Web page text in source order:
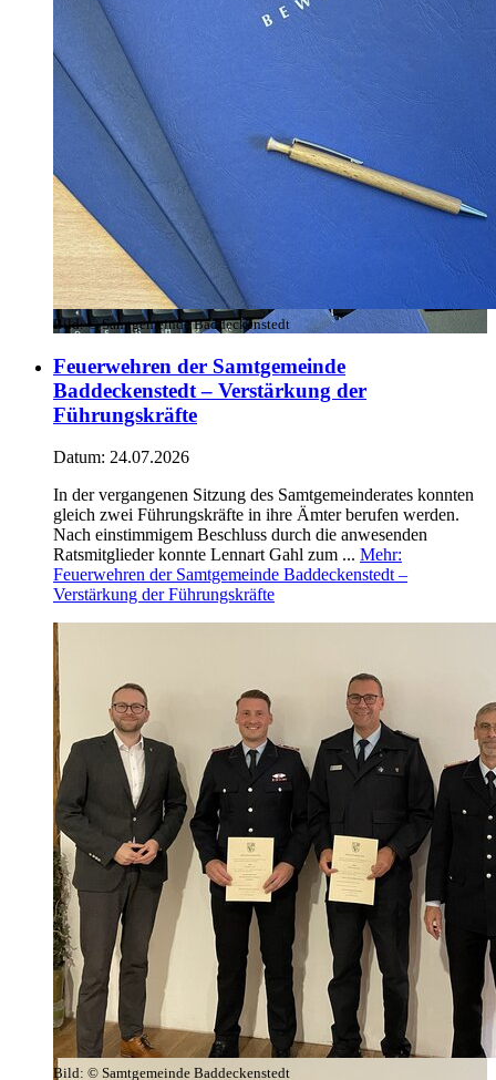
Bild:© Samtgemeinde Baddeckenstedt
Feuerwehren der Samtgemeinde
Baddeckenstedt – Verstärkung der
Führungskräfte
Datum: 24.07.2026
In der vergangenen Sitzung des Samtgemeinderates konnten
gleich zwei Führungskräfte in ihre Ämter berufen werden.
Nach einstimmigem Beschluss durch die anwesenden
Ratsmitglieder konnte Lennart Gahl zum ... Mehr:
Feuerwehren der Samtgemeinde Baddeckenstedt –
Verstärkung der Führungskräfte
Bild: © Samtgemeinde Baddeckenstedt